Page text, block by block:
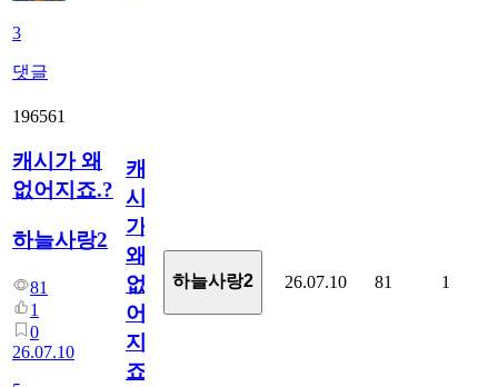
3
댓글
196561
캐시가 왜
없어지죠.?
하늘사랑2
81
1
0
26.07.10
캐
시
가
왜
없
어
지
죠.?
하늘사랑2 26.07.10 81 1